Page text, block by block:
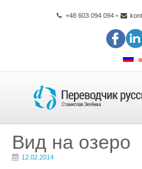
+48 603 094 094•
Вид на озеро
12.02.2014